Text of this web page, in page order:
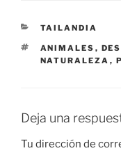
CATEGORÍAS
TAILANDIA
ETIQUETAS
ANIMALES ,
NATURALEZA ,
Deja una
Tu dirección de